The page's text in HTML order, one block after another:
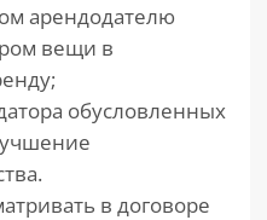
арендодателю
вещи в
обусловленных
в договоре